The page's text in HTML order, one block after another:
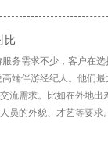
比
务需求不少，客户在
端伴游经纪人。他们
流需求。比如在外地
员的外貌、才艺等要求